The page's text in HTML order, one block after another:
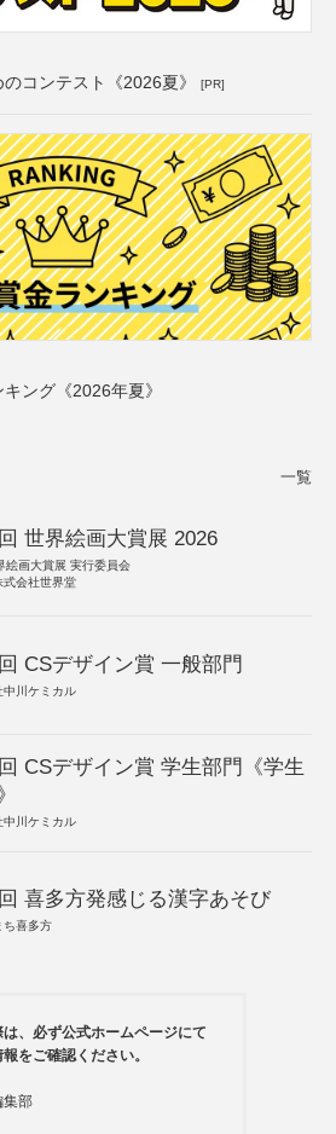
コンテスト《2026夏》 [PR]
ング《2026年夏》
一覧
世界絵画大賞展 2026
絵画大賞展 実行委員会
式会社世界堂
CSデザイン賞 一般部門
中川ケミカル
CSデザイン賞 学生部門《学生
中川ケミカル
喜多方発感じる漢字あそび
ち喜多方
は、必ず公式ホームページにて
をご確認ください。
集部